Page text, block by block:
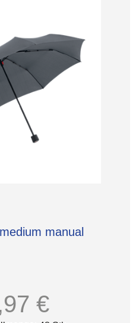
manual
€